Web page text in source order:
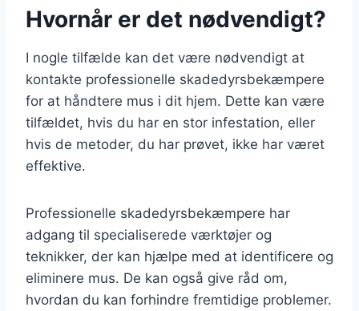
Hvornår er det nødvendigt?
I nogle tilfælde kan det være nødvendigt at
kontakte professionelle skadedyrsbekæmpere
for at håndtere mus i dit hjem. Dette kan være
tilfældet, hvis du har en stor infestation, eller
hvis de metoder, du har prøvet, ikke har været
effektive.
Professionelle skadedyrsbekæmpere har
adgang til specialiserede værktøjer og
teknikker, der kan hjælpe med at identificere og
eliminere mus. De kan også give råd om,
hvordan du kan forhindre fremtidige problemer.